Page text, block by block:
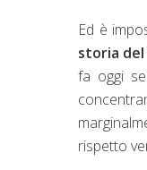
Ed è
storia
fa oggi
rispetto